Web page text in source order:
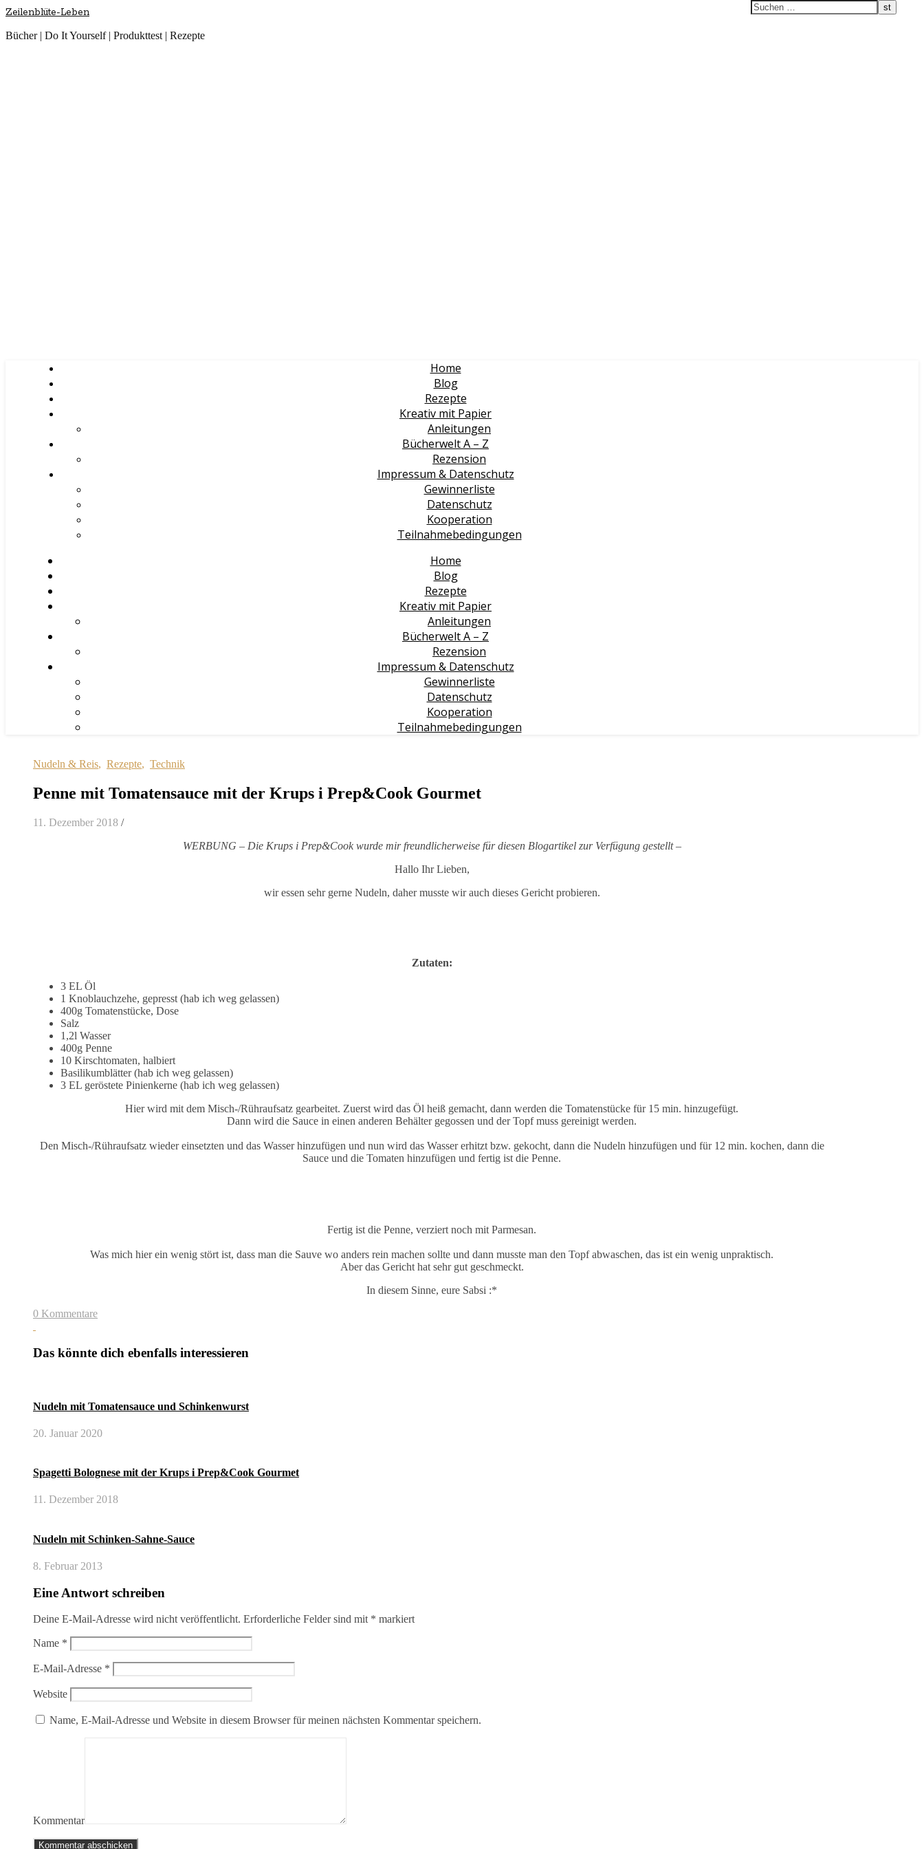
Zeilenblüte-Leben
Bücher | Do It Yourself | Produkttest | Rezepte
Home
Blog
Rezepte
Kreativ mit Papier
Anleitungen
Bücherwelt A – Z
Rezension
Impressum & Datenschutz
Gewinnerliste
Datenschutz
Kooperation
Teilnahmebedingungen
Home
Blog
Rezepte
Kreativ mit Papier
Anleitungen
Bücherwelt A – Z
Rezension
Impressum & Datenschutz
Gewinnerliste
Datenschutz
Kooperation
Teilnahmebedingungen
Nudeln & Reis, Rezepte, Technik
Penne mit Tomatensauce mit der Krups i Prep&Cook Gourmet
11. Dezember 2018 /
WERBUNG – Die Krups i Prep&Cook wurde mir freundlicherweise für diesen Blogartikel zur Verfügung gestellt –
Hallo Ihr Lieben,
wir essen sehr gerne Nudeln, daher musste wir auch dieses Gericht probieren.
Zutaten:
3 EL Öl
1 Knoblauchzehe, gepresst (hab ich weg gelassen)
400g Tomatenstücke, Dose
Salz
1,2l Wasser
400g Penne
10 Kirschtomaten, halbiert
Basilikumblätter (hab ich weg gelassen)
3 EL geröstete Pinienkerne (hab ich weg gelassen)
Hier wird mit dem Misch-/Rühraufsatz gearbeitet. Zuerst wird das Öl heiß gemacht, dann werden die Tomatenstücke für 15 min. hinzugefügt.
Dann wird die Sauce in einen anderen Behälter gegossen und der Topf muss gereinigt werden.
Den Misch-/Rühraufsatz wieder einsetzten und das Wasser hinzufügen und nun wird das Wasser erhitzt bzw. gekocht, dann die Nudeln hinzufügen und für 12 min. kochen, dann die
Sauce und die Tomaten hinzufügen und fertig ist die Penne.
Fertig ist die Penne, verziert noch mit Parmesan.
Was mich hier ein wenig stört ist, dass man die Sauve wo anders rein machen sollte und dann musste man den Topf abwaschen, das ist ein wenig unpraktisch.
Aber das Gericht hat sehr gut geschmeckt.
In diesem Sinne, eure Sabsi :*
0 Kommentare
Das könnte dich ebenfalls interessieren
Nudeln mit Tomatensauce und Schinkenwurst
20. Januar 2020
Spagetti Bolognese mit der Krups i Prep&Cook Gourmet
11. Dezember 2018
Nudeln mit Schinken-Sahne-Sauce
8. Februar 2013
Eine Antwort schreiben
Deine E-Mail-Adresse wird nicht veröffentlicht. Erforderliche Felder sind mit * markiert
Name *
E-Mail-Adresse *
Website
Name, E-Mail-Adresse und Website in diesem Browser für meinen nächsten Kommentar speichern.
Kommentar